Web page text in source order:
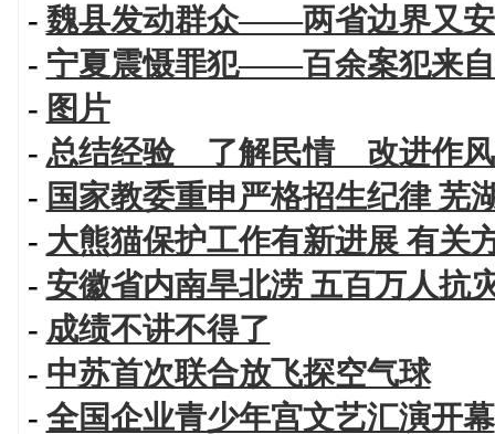
- 魏县发动群众——两省边界又
- 宁夏震慑罪犯——百余案犯来
- 图片
- 总结经验 了解民情 改进作风
- 国家教委重申严格招生纪律 芜
- 大熊猫保护工作有新进展 有关
- 安徽省内南旱北涝 五百万人抗
- 成绩不讲不得了
- 中苏首次联合放飞探空气球
- 全国企业青少年宫文艺汇演开幕